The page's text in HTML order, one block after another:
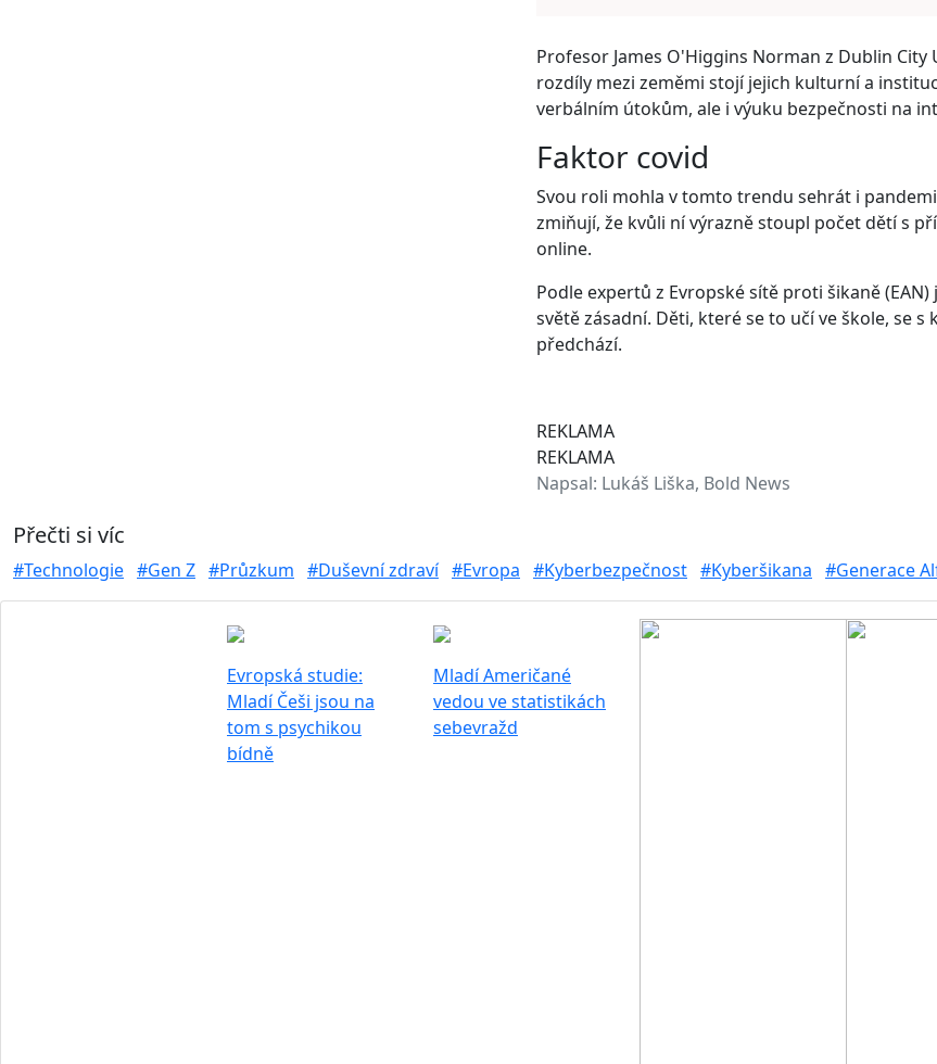
Profesor James O'Higgins Norman z Dublin
rozdíly mezi zeměmi stojí jejich kulturní a
verbálním útokům, ale i výuku bezpečnosti na
Faktor covid
Svou roli mohla v tomto trendu sehrát i
zmiňují, že kvůli ní výrazně stoupl počet dětí s
online.
Podle expertů z Evropské sítě proti šikaně
světě zásadní. Děti, které se to učí ve škole, se
předchází.
REKLAMA
REKLAMA
Napsal: Lukáš Liška, Bold News
Přečti si víc
#Technologie #Gen Z #Průzkum #Duševní zdraví #Evropa #Kyberbezpečnost #Kyberšikana #Generace
Evropská studie:
Mladí Češi jsou na
tom s psychikou
bídně
Mladí Američané
vedou ve statistikách
sebevražd